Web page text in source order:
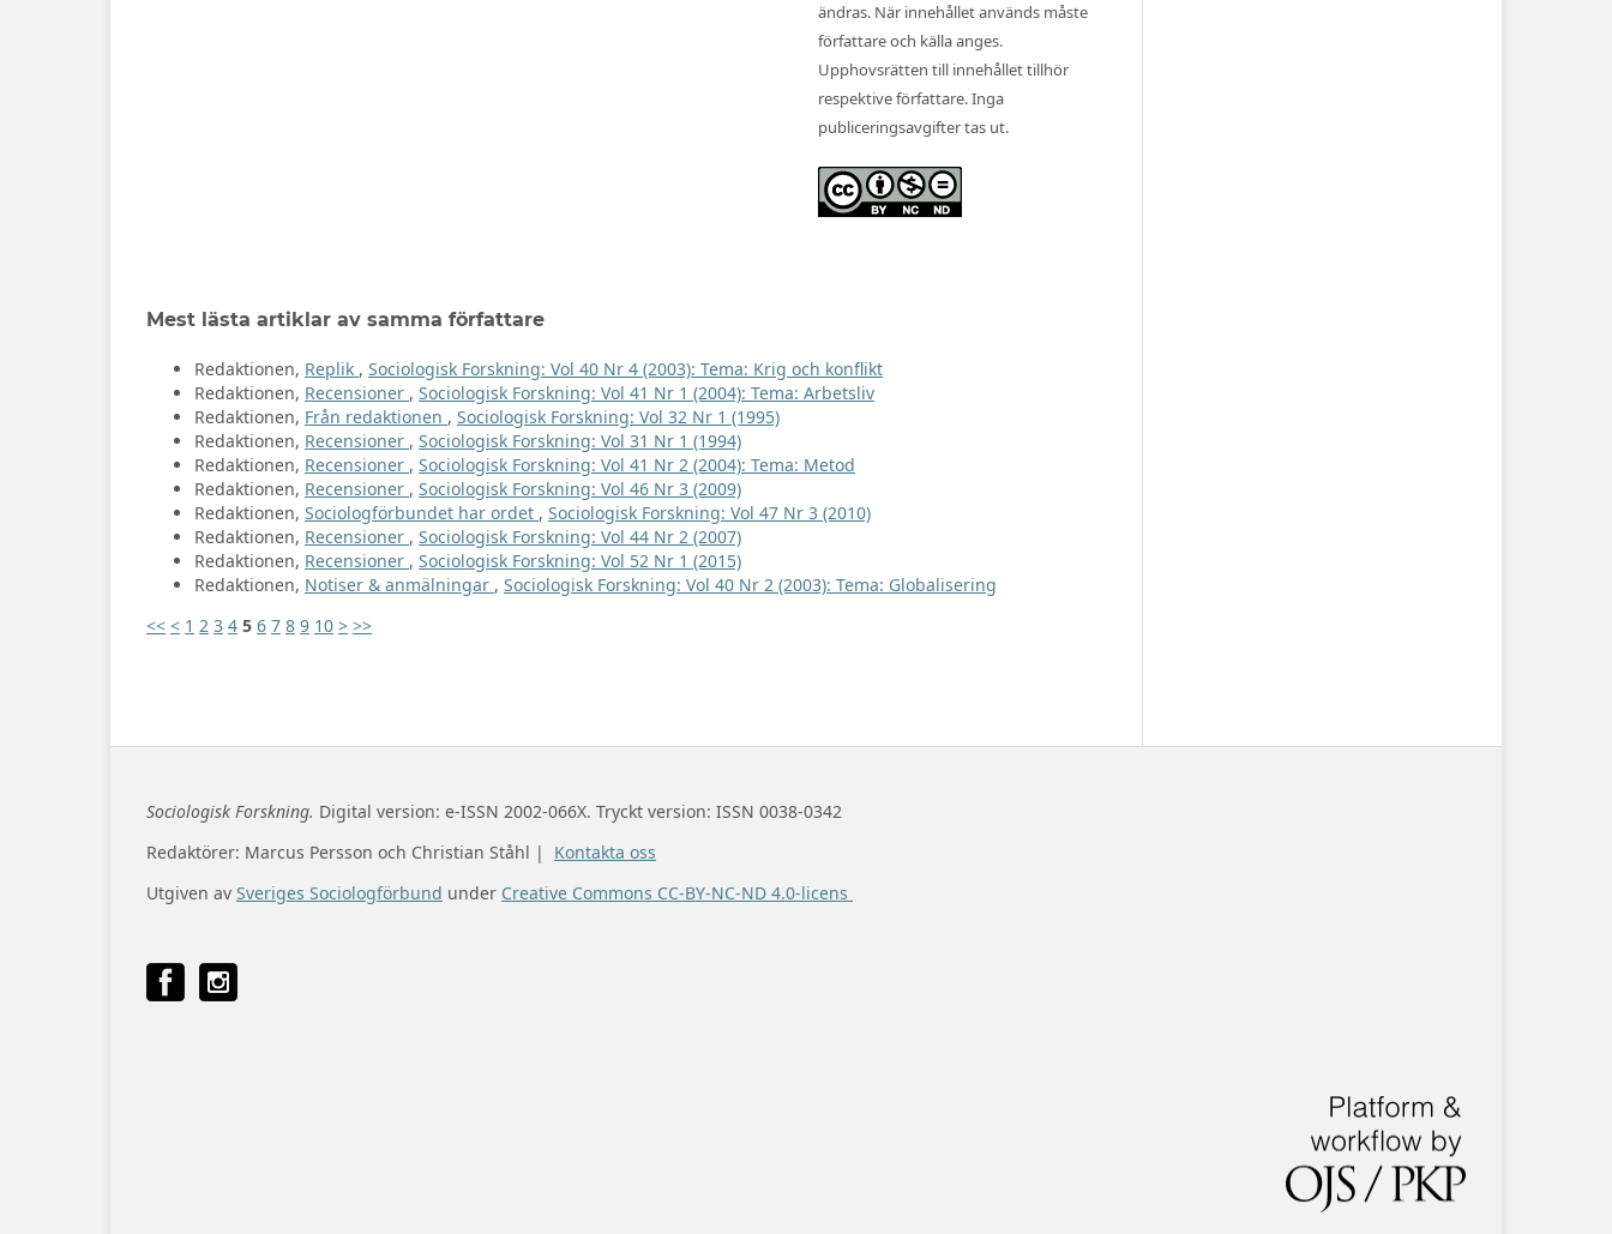
ändras. När innehållet används måste
författare och källa anges.
Upphovsrätten till innehållet tillhör
respektive författare. Inga
publiceringsavgifter tas ut.
Mest lästa artiklar av samma författare
Redaktionen, Replik , Sociologisk Forskning: Vol 40 Nr 4 (2003): Tema: Krig och konflikt
Redaktionen, Recensioner , Sociologisk Forskning: Vol 41 Nr 1 (2004): Tema: Arbetsliv
Redaktionen, Från redaktionen , Sociologisk Forskning: Vol 32 Nr 1 (1995)
Redaktionen, Recensioner , Sociologisk Forskning: Vol 31 Nr 1 (1994)
Redaktionen, Recensioner , Sociologisk Forskning: Vol 41 Nr 2 (2004): Tema: Metod
Redaktionen, Recensioner , Sociologisk Forskning: Vol 46 Nr 3 (2009)
Redaktionen, Sociologförbundet har ordet , Sociologisk Forskning: Vol 47 Nr 3 (2010)
Redaktionen, Recensioner , Sociologisk Forskning: Vol 44 Nr 2 (2007)
Redaktionen, Recensioner , Sociologisk Forskning: Vol 52 Nr 1 (2015)
Redaktionen, Notiser & anmälningar , Sociologisk Forskning: Vol 40 Nr 2 (2003): Tema: Globalisering
<< < 1 2 3 4 5 6 7 8 9 10 > >>
Sociologisk Forskning. Digital version: e-ISSN 2002-066X. Tryckt version: ISSN 0038-0342
Redaktörer: Marcus Persson och Christian Ståhl | Kontakta oss
Utgiven av Sveriges Sociologförbund under Creative Commons CC-BY-NC-ND 4.0-licens